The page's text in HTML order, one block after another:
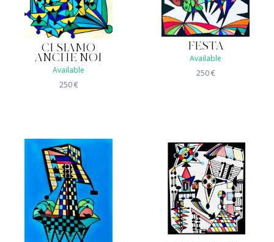
CI SIAMO
ANCHE NOI
Available
250€
FESTA
Available
250€